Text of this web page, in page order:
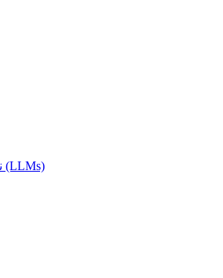
نماذج اللغة الكبيرة (LLMs)